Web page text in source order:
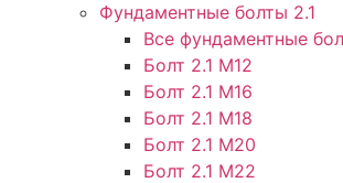
Фундаментные болты 2.1
Все фундаментные
Болт 2.1 М12
Болт 2.1 М16
Болт 2.1 М18
Болт 2.1 М20
Болт 2.1 М22